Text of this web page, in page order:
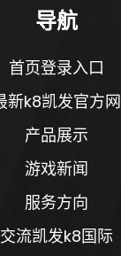
导航
首页登录入口
新k8凯发官方网
产品展示
游戏新闻
服务方向
交流凯发k8国际